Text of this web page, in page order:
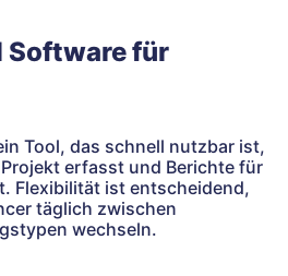
für
Tool, das schnell nutzbar ist,
erfasst und Berichte für
Flexibilität ist entscheidend,
täglich zwischen
wechseln.